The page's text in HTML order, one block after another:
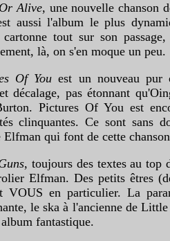
Alive, une nouvelle chanson
aussi l'album le plus
tout sur son
là, on s'en moque un peu.
Of You est un nouveau pur
décalage, pas étonnant
Pictures Of You est
clinquantes. Ce sont sans
Elfman qui font de cette
, toujours des textes au top
Elfman. Des petits êtres
VOUS en particulier. La
le ska à l'ancienne de
fantastique.